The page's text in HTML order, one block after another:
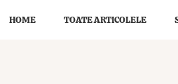
HOME TOATE ARTICOLELE